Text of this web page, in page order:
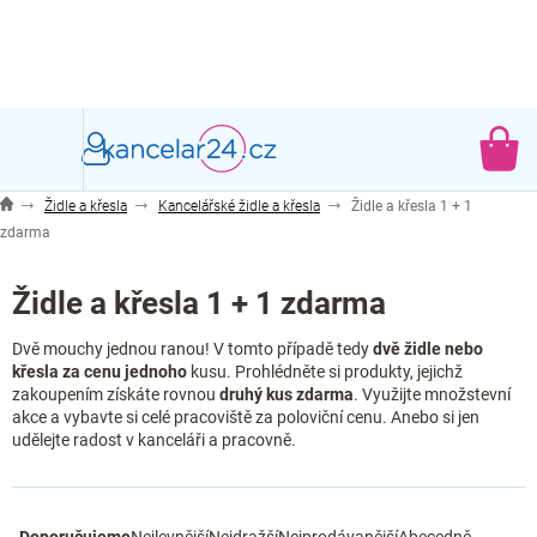
Židle a křesla Kancelářské židle a křesla
Židle a křesla 1 + 1
zdarma
Židle a křesla 1 + 1 zdarma
Dvě mouchy jednou ranou! V tomto případě tedydvě židle nebo
křesla za cenu jednoho kusu. Prohlédněte si produkty, jejichž
zakoupením získáte rovnou druhý kus zdarma. Využijte množstevní
akce a vybavte si celé pracoviště za poloviční cenu. Anebo si jen
udělejte radost v kanceláři a pracovně.